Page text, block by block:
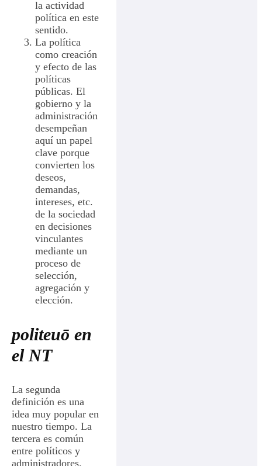
la actividad
política en este
sentido.
La política
como creación
y efecto de las
políticas
públicas. El
gobierno y la
administración
desempeñan
aquí un papel
clave porque
convierten los
deseos,
demandas,
intereses, etc.
de la sociedad
en decisiones
vinculantes
mediante un
proceso de
selección,
agregación y
elección.
politeuō en
el NT
La segunda
definición es una
idea muy popular en
nuestro tiempo. La
tercera es común
entre políticos y
administradores.